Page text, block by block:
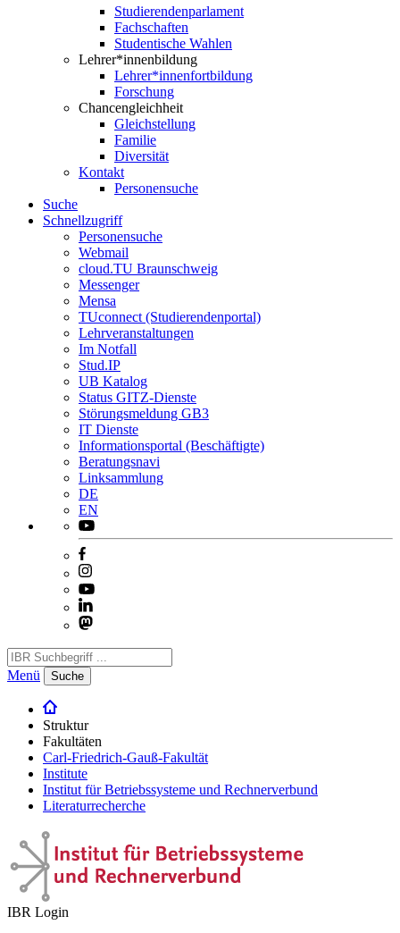
Studierendenparlament
Fachschaften
Studentische Wahlen
Lehrer*innenbildung
Lehrer*innenfortbildung
Forschung
Chancengleichheit
Gleichstellung
Familie
Diversität
Kontakt
Personensuche
Suche
Schnellzugriff
Personensuche
Webmail
cloud.TU Braunschweig
Messenger
Mensa
TUconnect (Studierendenportal)
Lehrveranstaltungen
Im Notfall
Stud.IP
UB Katalog
Status GITZ-Dienste
Störungsmeldung GB3
IT Dienste
Informationsportal (Beschäftigte)
Beratungsnavi
Linksammlung
DE
EN
Menü Suche
Struktur
Fakultäten
Carl-Friedrich-Gauß-Fakultät
Institute
Institut für Betriebssysteme und Rechnerverbund
Literaturrecherche
IBR Login